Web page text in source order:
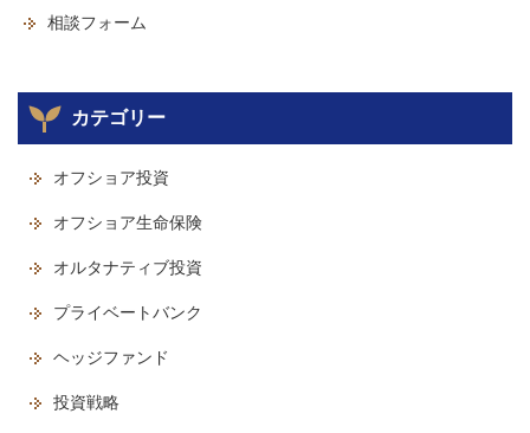
相談フォーム
カテゴリー
オフショア投資
オフショア生命保険
オルタナティブ投資
プライベートバンク
ヘッジファンド
投資戦略